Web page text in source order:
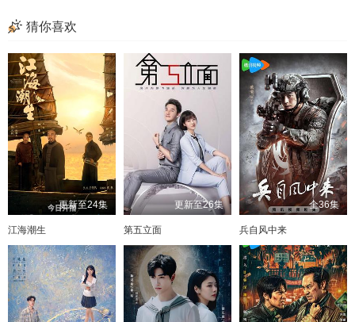
猜你喜欢
更新至24集
江海潮生
更新至26集
第五立面
全36集
兵自风中来